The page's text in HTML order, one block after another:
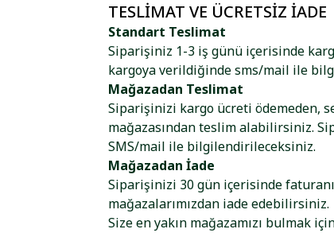
TESLIMAT VE ÜCRETSIZ İADE
Standart Teslimat
Siparişiniz 1-3 iş günü içerisinde
kargoya verildiğinde sms/mail ile
Mağazadan Teslimat
Siparişinizi kargo ücreti ödemeden,
mağazasından teslim alabilirsiniz.
SMS/mail ile bilgilendirileceksiniz.
Mağazadan İade
Siparişinizi 30 gün içerisinde
mağazalarımızdan iade edebilirsiniz.
Size en yakın mağazamızı bulmak